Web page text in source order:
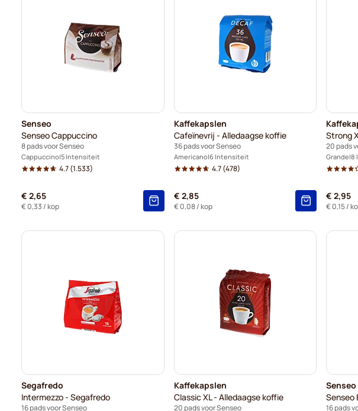
Senseo
Senseo Cappuccino
8 pads voor Senseo
Cappuccino 5 Intensiteit
4.7(1.533)
€ 2,65
€ 0,33 / kop
Kaffekapslen
Cafeïnevrij - Alledaagse koffie
36 pads voor Senseo
Americano 6 Intensiteit
4.7(478)
€ 2,85
€ 0,08/ kop
Strong
20 pads
Grande 8
€ 2,95
€ 0,15/
Segafredo
Intermezzo - Segafredo
16 pads voor Senseo
Kaffekapslen
Classic XL - Alledaagse koffie
20 pads voor Senseo
Senseo
Senseo
16 pads